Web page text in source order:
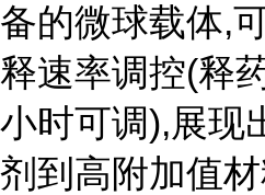
备的微球载体,
释速率调控(释
小时可调),展现
剂到高附加值